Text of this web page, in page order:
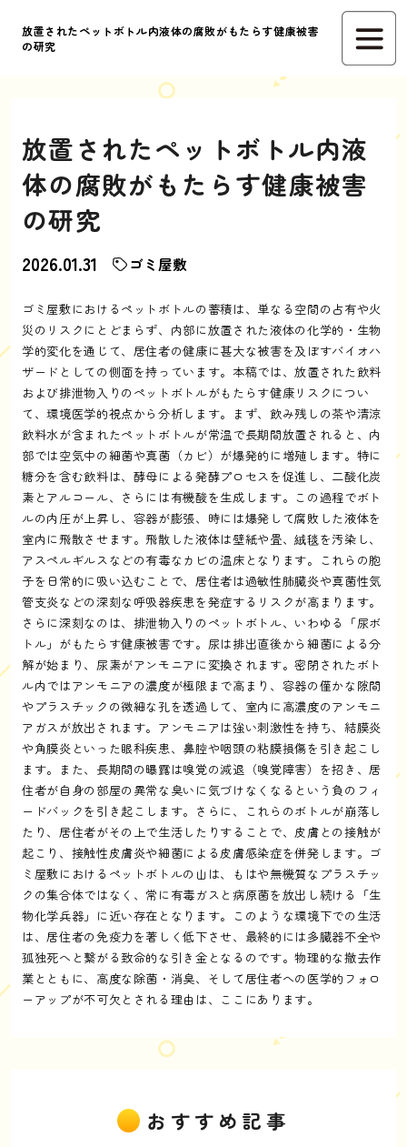
放置されたペットボトル内液体の腐敗がもたらす健康被害
の研究
放置されたペットボトル内液
体の腐敗がもたらす健康被害
の研究
2026.01.31 ゴミ屋敷
ゴミ屋敷におけるペットボトルの蓄積は、単なる空間の占有や火
災のリスクにとどまらず、内部に放置された液体の化学的・生物
学的変化を通じて、居住者の健康に甚大な被害を及ぼすバイオハ
ザードとしての側面を持っています。本稿では、放置された飲料
および排泄物入りのペットボトルがもたらす健康リスクについ
て、環境医学的視点から分析します。まず、飲み残しの茶や清涼
飲料水が含まれたペットボトルが常温で長期間放置されると、内
部では空気中の細菌や真菌（カビ）が爆発的に増殖します。特に
糖分を含む飲料は、酵母による発酵プロセスを促進し、二酸化炭
素とアルコール、さらには有機酸を生成します。この過程でボト
ルの内圧が上昇し、容器が膨張、時には爆発して腐敗した液体を
室内に飛散させます。飛散した液体は壁紙や畳、絨毯を汚染し、
アスペルギルスなどの有毒なカビの温床となります。これらの胞
子を日常的に吸い込むことで、居住者は過敏性肺臓炎や真菌性気
管支炎などの深刻な呼吸器疾患を発症するリスクが高まります。
さらに深刻なのは、排泄物入りのペットボトル、いわゆる「尿ボ
トル」がもたらす健康被害です。尿は排出直後から細菌による分
解が始まり、尿素がアンモニアに変換されます。密閉されたボト
ル内ではアンモニアの濃度が極限まで高まり、容器の僅かな隙間
やプラスチックの微細な孔を透過して、室内に高濃度のアンモニ
アガスが放出されます。アンモニアは強い刺激性を持ち、結膜炎
や角膜炎といった眼科疾患、鼻腔や咽頭の粘膜損傷を引き起こし
ます。また、長期間の曝露は嗅覚の減退（嗅覚障害）を招き、居
住者が自身の部屋の異常な臭いに気づけなくなるという負のフィ
ードバックを引き起こします。さらに、これらのボトルが崩落し
たり、居住者がその上で生活したりすることで、皮膚との接触が
起こり、接触性皮膚炎や細菌による皮膚感染症を併発します。ゴ
ミ屋敷におけるペットボトルの山は、もはや無機質なプラスチッ
クの集合体ではなく、常に有毒ガスと病原菌を放出し続ける「生
物化学兵器」に近い存在となります。このような環境下での生活
は、居住者の免疫力を著しく低下させ、最終的には多臓器不全や
孤独死へと繋がる致命的な引き金となるのです。物理的な撤去作
業とともに、高度な除菌・消臭、そして居住者への医学的フォロ
ーアップが不可欠とされる理由は、ここにあります。
おすすめ記事